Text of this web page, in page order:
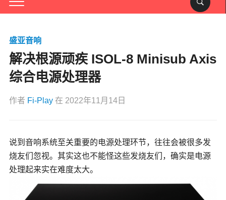
盛亚音响
解决根源顽疾 ISOL-8 Minisub Axis
综合电源处理器
作者 Fi-Play 在 2022年11月14日
说到音响系统至关重要的电源处理环节，往往会被很多发
烧友们忽视。其实这也不能怪这些发烧友们，确实是电源
处理起来实在难度太大。